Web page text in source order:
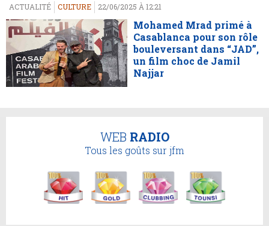
ACTUALITÉ CULTURE 22/06/2025 À 12:21
Mohamed Mrad primé à
Casablanca pour son rôle
bouleversant dans “JAD”,
un film choc de Jamil
Najjar
WEB RADIO
Tous les goûts sur jfm